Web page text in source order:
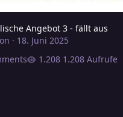
Angebot 3 - fällt aus
· 18. Juni 2025
1.208 Aufrufe